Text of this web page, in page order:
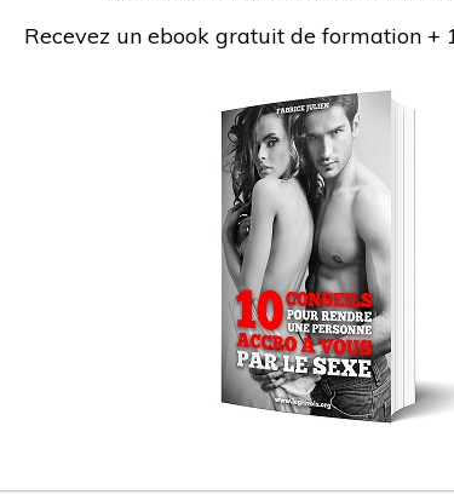
au parcours difficile. J’ai connu les problèmes
de confiance en soi, éjaculation précoce,
me suis formé pour devenir un bon coup
et d’aider de nombreux hommes à bien faire
à faire jouir une fille. Soucieux de satisfaire tout le
les femmes sur comment bien faire l’amour à un
du plaisir à un homme. Le Grivois vous donne des
sexuelles pour savoir comment faire l’amour
J’aborde des sujets variés comme : comment bien
doigter une fille, comment faire un
faire une fellation, les meilleures positions,
bien faire l’amour !
Recevez un ebook gratuit de formation +